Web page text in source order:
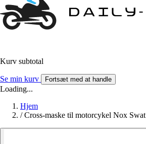
Kurv subtotal
Se min kurv Fortsæt med at handle
Loading...
Hjem
/ Cross-maske til motorcykel Nox Swat